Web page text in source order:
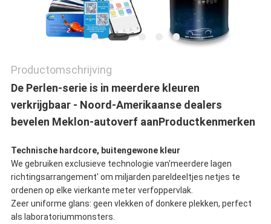
Productomschrijving
De Perlen-serie is in meerdere kleuren
verkrijgbaar - Noord-Amerikaanse dealers
bevelen Meklon-autoverf aanProductkenmerken
Technische hardcore, buitengewone kleur
We gebruiken exclusieve technologie van'meerdere lagen
richtingsarrangement' om miljarden pareldeeltjes netjes te
ordenen op elke vierkante meter verfoppervlak.
Zeer uniforme glans: geen vlekken of donkere plekken, perfect
als laboratoriummonsters.